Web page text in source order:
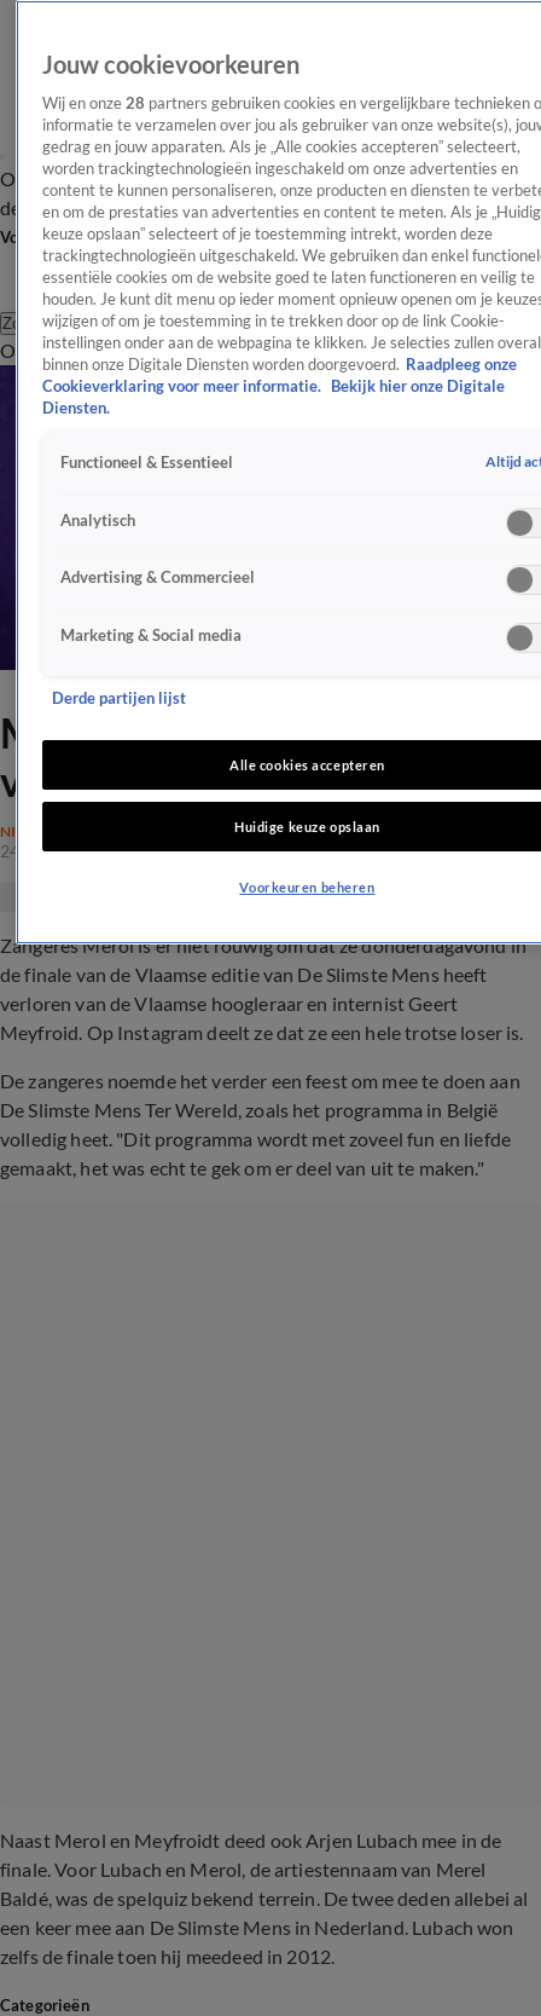
OverzichtAfleveringen Entertainment TV Algemeen
Tip
de redactieNieuwsbrief
Volg Shownieuws
Zoeken
OverzichtEntertainmentSpraakmakendRealityCrimeVideo's
Merol pakt met trots haar
verlies
NIEUWS
24 dec 2021, 16:12
Zangeres Merol is er niet rouwig om dat ze donderdagavond in
de finale van de Vlaamse editie van De Slimste Mens heeft
verloren van de Vlaamse hoogleraar en internist Geert
Meyfroid. Op Instagram deelt ze dat ze een hele trotse loser is.
De zangeres noemde het verder een feest om mee te doen aan
De Slimste Mens Ter Wereld, zoals het programma in België
volledig heet. "Dit programma wordt met zoveel fun en liefde
gemaakt, het was echt te gek om er deel van uit te maken."
Naast Merol en Meyfroidt deed ook Arjen Lubach mee in de
finale. Voor Lubach en Merol, de artiestennaam van Merel
Baldé, was de spelquiz bekend terrein. De twee deden allebei al
een keer mee aan De Slimste Mens in Nederland. Lubach won
zelfs de finale toen hij meedeed in 2012.
Categorieën
Jouw cookievoorkeuren
Wij en onze 28 partners gebruiken cookies en vergelijkbare technieken
informatie te verzamelen over jou als gebruiker van onze website(s),
gedrag en jouw apparaten. Als je „Alle cookies accepteren” selecteert,
worden trackingtechnologieën ingeschakeld om onze advertenties en
content te kunnen personaliseren, onze producten en diensten te
en om de prestaties van advertenties en content te meten. Als je
keuze opslaan” selecteert of je toestemming intrekt, worden deze
trackingtechnologieën uitgeschakeld. We gebruiken dan enkel
essentiële cookies om de website goed te laten functioneren en veilig te
houden. Je kunt dit menu op ieder moment opnieuw openen om je
wijzigen of om je toestemming in te trekken door op de link Cookie-
instellingen onder aan de webpagina te klikken. Je selecties zullen overal
binnen onze Digitale Diensten worden doorgevoerd. Raadpleeg onze
Cookieverklaring voor meer informatie.
Bekijk hier onze Digitale
Diensten.
Functioneel & Essentieel Altijd
Analytisch
Advertising & Commercieel
Marketing & Social media
Derde partijen lijst
Alle cookies accepteren
Huidige keuze opslaan
Voorkeuren beheren